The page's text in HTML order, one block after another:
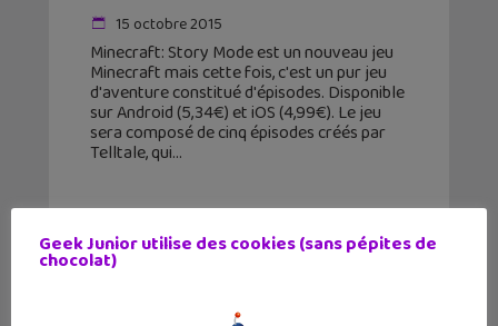
15 octobre 2015
Minecraft: Story Mode est un nouveau jeu
Minecraft mais cette fois, c'est un pur jeu
d'aventure constitué d'épisodes. Disponible
sur Android (5,34€) et iOS (4,99€). Le jeu
sera composé de cinq épisodes créés par
Telltale, qui
Geek Junior utilise des cookies (sans pépites de
chocolat)